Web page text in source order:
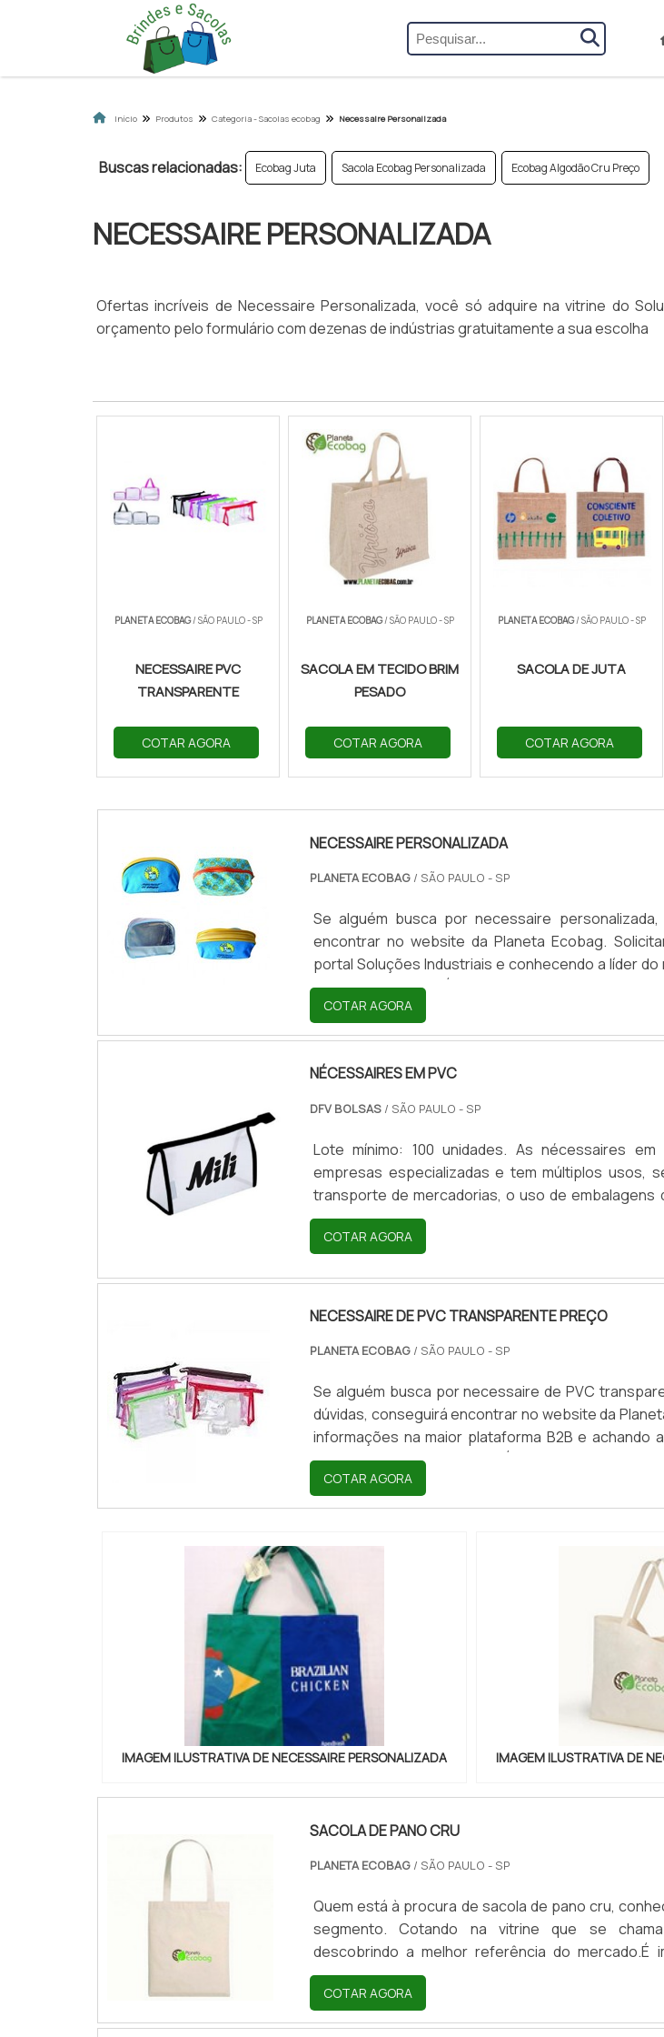
Início Produtos Categoria - Sacolas ecobag Necessaire Personalizada
Buscas relacionadas: Ecobag Juta Sacola Ecobag Personalizada Ecobag Algodão Cru Preço
NECESSAIRE PERSONALIZADA
Ofertas incríveis de Necessaire Personalizada, você só adquire na vitrine do
orçamento pelo formulário com dezenas de indústrias gratuitamente a sua escolha
PLANETA ECOBAG/ SÃO PAULO - SP
NECESSAIRE PVC
TRANSPARENTE
COTAR AGORA
PLANETA ECOBAG/ SÃO PAULO - SP
SACOLA EM TECIDO BRIM
PESADO
COTAR AGORA
PLANETA ECOBAG/ SÃO PAULO - SP
SACOLA DE JUTA
COTAR AGORA
NECESSAIRE PERSONALIZADA
PLANETA ECOBAG / SÃO PAULO - SP
Se alguém busca por necessaire
encontrar no website da Planeta Ecobag.
portal Soluções Industriais e conhecendo a líder
segura e assertiva.É importante lembrar que o
empresas especializadas no segmento. Esse tipo
qualidade e durabilidade dos materiais, além de
COTAR AGORA
NÉCESSAIRES EM PVC
DFV BOLSAS / SÃO PAULO - SP
Lote mínimo: 100 unidades. As nécessaires
empresas especializadas e tem múltiplos usos,
transporte de mercadorias, o uso de embalagens
em diferentes segmentos do mercado como a
DE QUANDO SE UTILIZAR AS EMBALAGENS
embalagem para o transpor...
COTAR AGORA
NECESSAIRE DE PVC TRANSPARENTE PREÇO
PLANETA ECOBAG / SÃO PAULO - SP
Se alguém busca por necessaire de PVC
dúvidas, conseguirá encontrar no website da
informações na maior plataforma B2B e achando
preço justo em um só lugar.É importante lembrar
ser adquirido com empresas especializadas.
garantir a qualidade e durabilidade dos materiais,
COTAR AGORA
IMAGEM ILUSTRATIVA DE NECESSAIRE PERSONALIZADA IMAGEM ILUSTRATIVA DE
SACOLA DE PANO CRU
PLANETA ECOBAG/ SÃO PAULO - SP
Quem está à procura de sacola de pano cru,
segmento. Cotando na vitrine que se
descobrindo a melhor referência do mercado.É
produto deve sempre ser adquirido com
segmento. Esse tipo de cuidado ajuda a garantir a
materiais, além de evitar prejuízos com
COTAR AGORA